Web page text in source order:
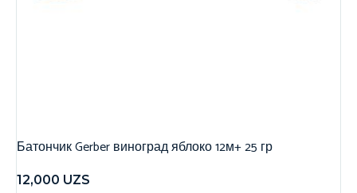
Батончик Gerber виноград яблоко 12м+ 25 гр
12,000 UZS